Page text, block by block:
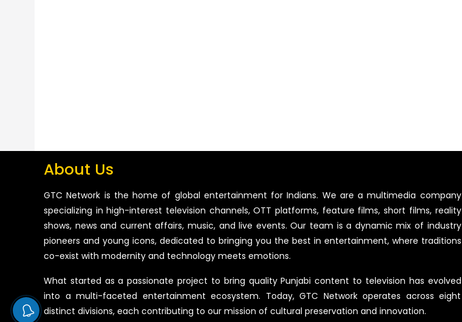
About Us
GTC Network is the home of global entertainment for Indians. We are a multimedia company
specializing in high-interest television channels, OTT platforms, feature films, short films, reality
shows, news and current affairs, music, and live events. Our team is a dynamic mix of industry
pioneers and young icons, dedicated to bringing you the best in entertainment, where traditions
co-exist with modernity and technology meets emotions.
What started as a passionate project to bring quality Punjabi content to television has evolved
into a multi-faceted entertainment ecosystem. Today, GTC Network operates across eight
distinct divisions, each contributing to our mission of cultural preservation and innovation.